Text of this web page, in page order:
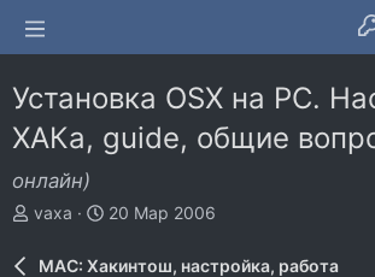
Установка OSX на PC.
ХАКа, guide, общие
онлайн)
А
т
vaxa
Д
20 Мар 2006
MAC: Хакинтош, настройка, работа